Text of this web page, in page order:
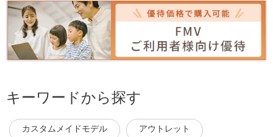
キーワードから探す
カスタムメイドモデル アウトレット